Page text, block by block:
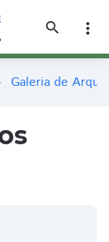
search
more_vert
Galeria de